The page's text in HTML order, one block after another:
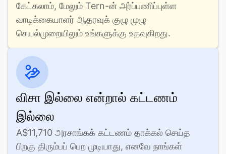
கேட்கலாம், மேலும் Tern-ன் அர்ப்பணிப்புள்ள
வாடிக்கையாளர் ஆதரவுக் குழு முழு
செயல்முறையிலும் உங்களுக்கு உதவுகிறது.
விசா இல்லை என்றால் கட்டணம்
இல்லை
A$11,710 அரசாங்கக் கட்டணம் தாக்கல் செய்த
பிறகு திரும்பப் பெற முடியாது, எனவே நாங்கள்